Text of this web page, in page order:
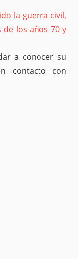
la guerra civil,
de los años 70 y
a conocer su
contacto con